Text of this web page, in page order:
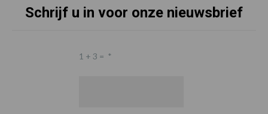
Schrijf u in voor onze nieuwsbrief
1 + 3 = *